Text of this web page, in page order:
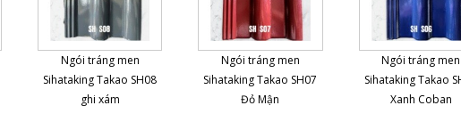
Ngói tráng men
Sihataking Takao SH08
ghi xám
Ngói tráng men
Sihataking Takao SH07
Đỏ Mận
Ngói tráng men
Sihataking Takao
Xanh Coban